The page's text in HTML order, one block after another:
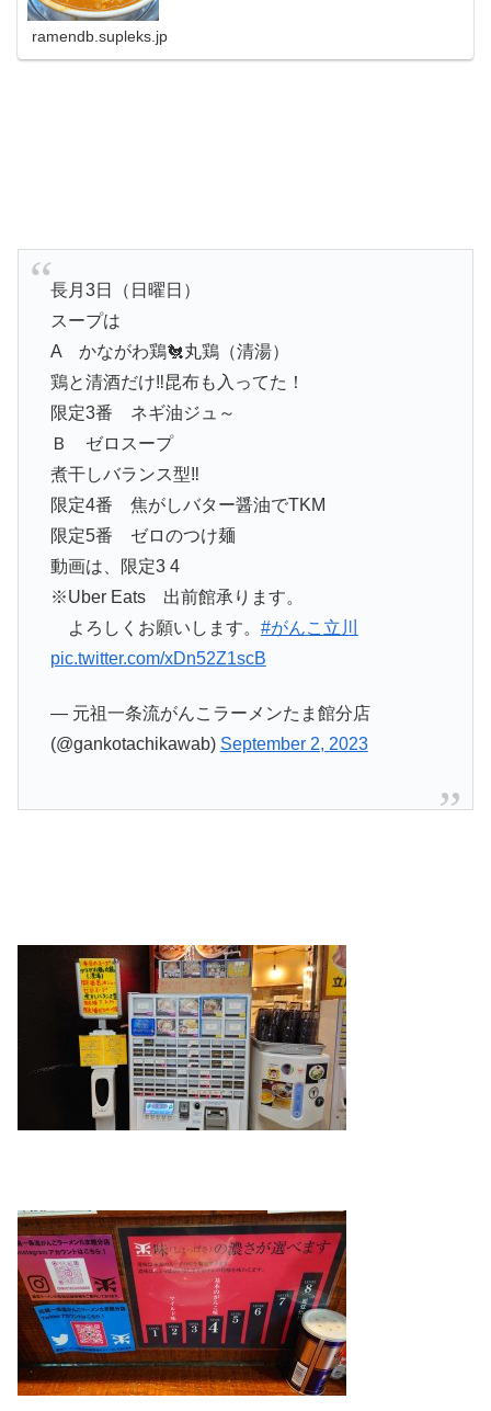
ramendb.supleks.jp
長月3日（日曜日）
スープは
A かながわ鶏🐔丸鶏（清湯）
鶏と清酒だけ‼️昆布も入ってた！
限定3番 ネギ油ジュ～
Ｂ ゼロスープ
煮干しバランス型‼️
限定4番 焦がしバター醤油でTKM
限定5番 ゼロのつけ麺
動画は、限定3 4
※Uber Eats 出前館承ります。
よろしくお願いします。 #がんこ立川
pic.twitter.com/xDn52Z1scB
— 元祖一条流がんこラーメンたま館分店
(@gankotachikawab) September 2, 2023